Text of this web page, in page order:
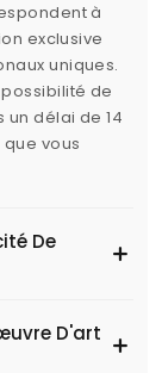
à
exclusive
uniques.
de
délai de 14
vous
De
D'art